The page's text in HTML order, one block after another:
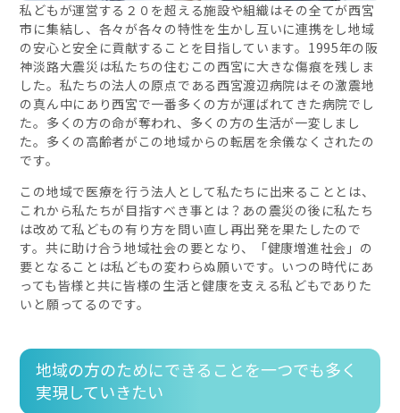
私どもが運営する２０を超える施設や組織はその全てが西宮
市に集結し、各々が各々の特性を生かし互いに連携をし地域
の安心と安全に貢献することを目指しています。1995年の阪
神淡路大震災は私たちの住むこの西宮に大きな傷痕を残しま
した。私たちの法人の原点である西宮渡辺病院はその激震地
の真ん中にあり西宮で一番多くの方が運ばれてきた病院でし
た。多くの方の命が奪われ、多くの方の生活が一変しまし
た。多くの高齢者がこの地域からの転居を余儀なくされたの
です。
この地域で医療を行う法人として私たちに出来ることとは、
これから私たちが目指すべき事とは？あの震災の後に私たち
は改めて私どもの有り方を問い直し再出発を果たしたので
す。共に助け合う地域社会の要となり、「健康増進社会」の
要となることは私どもの変わらぬ願いです。いつの時代にあ
っても皆様と共に皆様の生活と健康を支える私どもでありた
いと願ってるのです。
地域の方のためにできることを一つでも多く
実現していきたい